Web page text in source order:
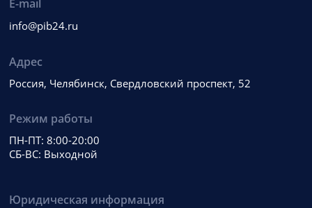
E-mail
info@pib24.ru
Адрес
Россия, Челябинск, Свердловский проспект, 52
Режим работы
ПН-ПТ: 8:00-20:00
СБ-ВС: Выходной
Юридическая информация